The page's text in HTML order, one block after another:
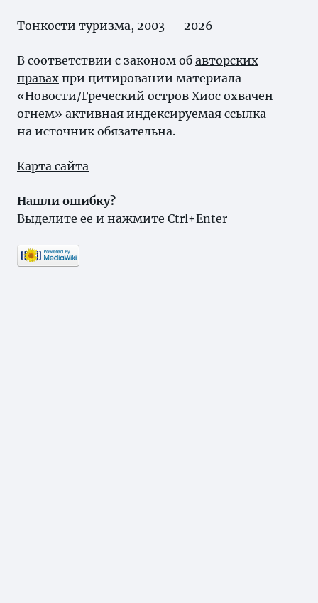
Тонкости туризма, 2003 — 2026
В соответствии с законом об авторских
правах при цитировании материала
«Новости/Греческий остров Хиос охвачен
огнем» активная индексируемая ссылка
на источник обязательна.
Карта сайта
Нашли ошибку?
Выделите ее и нажмите Ctrl+Enter